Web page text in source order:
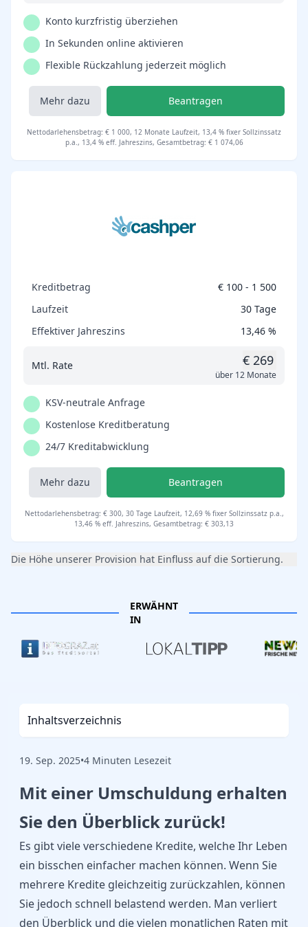
Konto kurzfristig überziehen
In Sekunden online aktivieren
Flexible Rückzahlung jederzeit möglich
Mehr dazu Beantragen
Nettodarlehensbetrag: € 1 000, 12 Monate Laufzeit, 13,4 % fixer Sollzinssatz
p.a., 13,4 % eff. Jahreszins, Gesamtbetrag: € 1 074,06
Kreditbetrag
€ 100 - 1 500
Laufzeit
30 Tage
Effektiver Jahreszins
13,46 %
Mtl. Rate € 269
über 12 Monate
KSV-neutrale Anfrage
Kostenlose Kreditberatung
24/7 Kreditabwicklung
Mehr dazu Beantragen
Nettodarlehensbetrag: € 300, 30 Tage Laufzeit, 12,69 % fixer Sollzinssatz p.a.,
13,46 % eff. Jahreszins, Gesamtbetrag: € 303,13
Die Höhe unserer Provision hat Einfluss auf die Sortierung.
ERWÄHNT
IN
Inhaltsverzeichnis
19. Sep. 2025•4 Minuten Lesezeit
Mit einer Umschuldung erhalten
Sie den Überblick zurück!
Es gibt viele verschiedene Kredite, welche Ihr Leben
ein bisschen einfacher machen können. Wenn Sie
mehrere Kredite gleichzeitig zurückzahlen, können
Sie jedoch schnell belastend werden. Man verliert
den Überblick und die vielen monatlichen Raten mit